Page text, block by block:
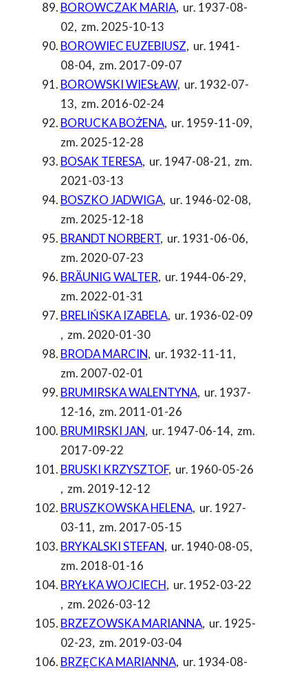
BOROWCZAK MARIA, ur. 1937-08-
02, zm. 2025-10-13
BOROWIEC EUZEBIUSZ, ur. 1941-
08-04, zm. 2017-09-07
BOROWSKI WIESŁAW, ur. 1932-07-
13, zm. 2016-02-24
BORUCKA BOŻENA, ur. 1959-11-09,
zm. 2025-12-28
BOSAK TERESA, ur. 1947-08-21, zm.
2021-03-13
BOSZKO JADWIGA, ur. 1946-02-08,
zm. 2025-12-18
BRANDT NORBERT, ur. 1931-06-06,
zm. 2020-07-23
BRÄUNIG WALTER, ur. 1944-06-29,
zm. 2022-01-31
BRELIŃSKA IZABELA, ur. 1936-02-09
, zm. 2020-01-30
BRODA MARCIN, ur. 1932-11-11,
zm. 2007-02-01
BRUMIRSKA WALENTYNA, ur. 1937-
12-16, zm. 2011-01-26
BRUMIRSKI JAN, ur. 1947-06-14, zm.
2017-09-22
BRUSKI KRZYSZTOF, ur. 1960-05-26
, zm. 2019-12-12
BRUSZKOWSKA HELENA, ur. 1927-
03-11, zm. 2017-05-15
BRYKALSKI STEFAN, ur. 1940-08-05,
zm. 2018-01-16
BRYŁKA WOJCIECH, ur. 1952-03-22
, zm. 2026-03-12
BRZEZOWSKA MARIANNA, ur. 1925-
02-23, zm. 2019-03-04
BRZĘCKA MARIANNA, ur. 1934-08-